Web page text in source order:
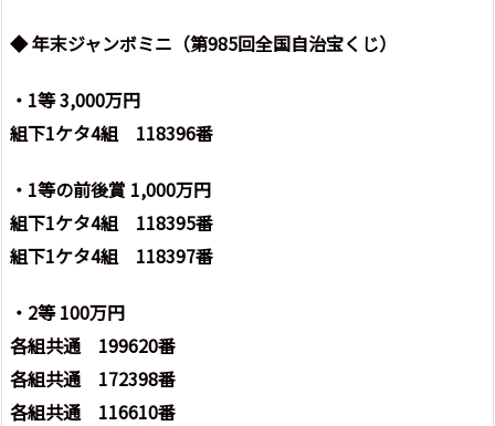
◆ 年末ジャンボミニ（第985回全国自治宝くじ）
・1等 3,000万円
組下1ケタ4組 118396番
・1等の前後賞 1,000万円
組下1ケタ4組 118395番
組下1ケタ4組 118397番
・2等 100万円
各組共通 199620番
各組共通 172398番
各組共通 116610番